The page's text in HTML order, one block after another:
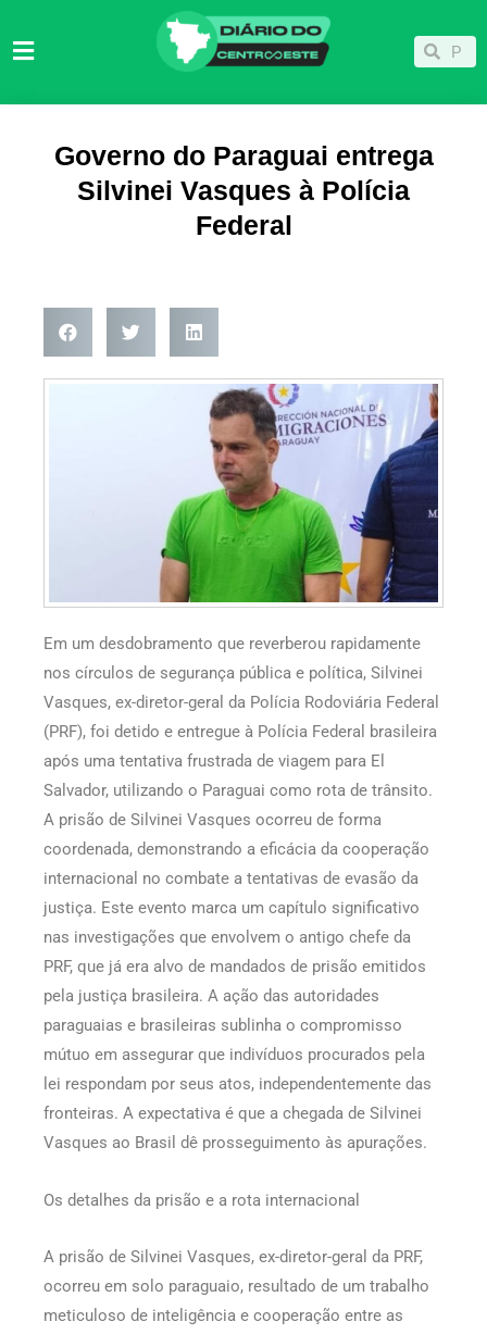
para
Pesquisar
Governo do Paraguai entrega
Silvinei Vasques à Polícia
Federal
Em um desdobramento que reverberou rapidamente
nos círculos de segurança pública e política, Silvinei
Vasques, ex-diretor-geral da Polícia Rodoviária Federal
(PRF), foi detido e entregue à Polícia Federal brasileira
após uma tentativa frustrada de viagem para El
Salvador, utilizando o Paraguai como rota de trânsito.
A prisão de Silvinei Vasques ocorreu de forma
coordenada, demonstrando a eficácia da cooperação
internacional no combate a tentativas de evasão da
justiça. Este evento marca um capítulo significativo
nas investigações que envolvem o antigo chefe da
PRF, que já era alvo de mandados de prisão emitidos
pela justiça brasileira. A ação das autoridades
paraguaias e brasileiras sublinha o compromisso
mútuo em assegurar que indivíduos procurados pela
lei respondam por seus atos, independentemente das
fronteiras. A expectativa é que a chegada de Silvinei
Vasques ao Brasil dê prosseguimento às apurações.
Os detalhes da prisão e a rota internacional
A prisão de Silvinei Vasques, ex-diretor-geral da PRF,
ocorreu em solo paraguaio, resultado de um trabalho
meticuloso de inteligência e cooperação entre as